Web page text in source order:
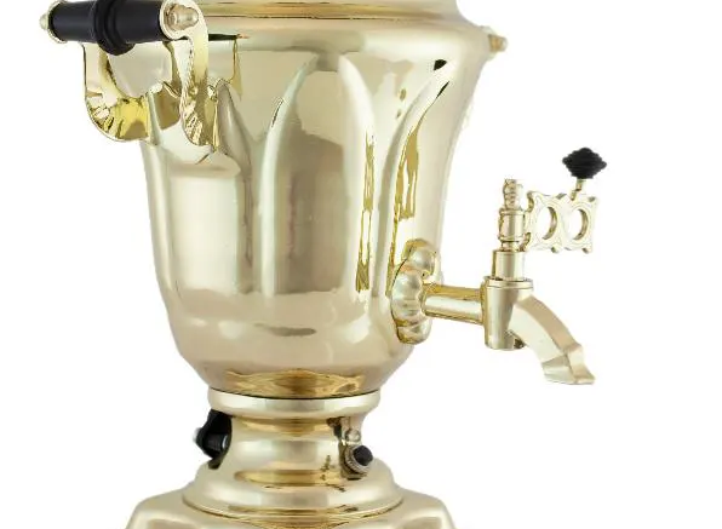
Серебряный
Расписные
Золотой
Жостово
Гжель
Свернуть категории
Свернуть категории